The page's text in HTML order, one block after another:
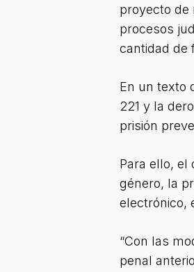
proyecto de
procesos
cantidad de
En un texto
221 y la
prisión
Para ello, el
género, la
electrónico,
“Con las
penal